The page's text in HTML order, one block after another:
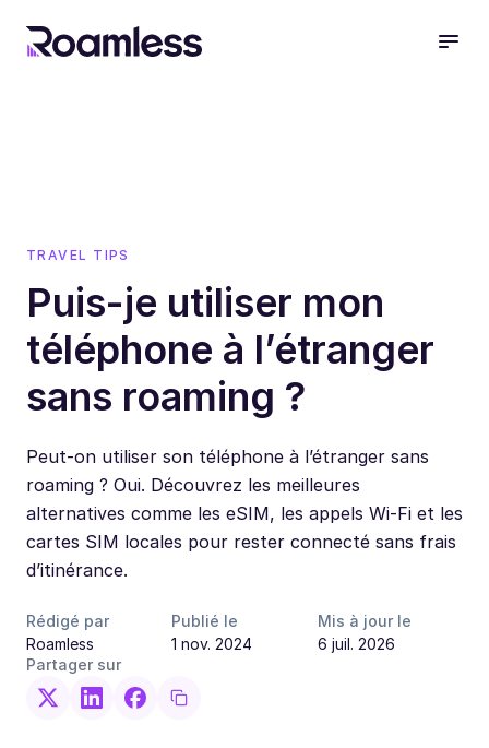
TRAVEL TIPS
Puis-je utiliser mon
téléphone à l’étranger
sans roaming ?
Peut-on utiliser son téléphone à l’étranger sans
roaming ? Oui. Découvrez les meilleures
alternatives comme les eSIM, les appels Wi-Fi et les
cartes SIM locales pour rester connecté sans frais
d’itinérance.
Rédigé par
Roamless
Publié le
1 nov. 2024
Mis à jour le
6 juil. 2026
Partager sur